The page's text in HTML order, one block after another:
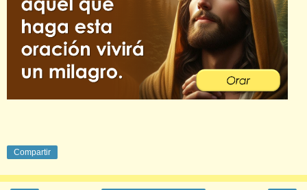
Compartir